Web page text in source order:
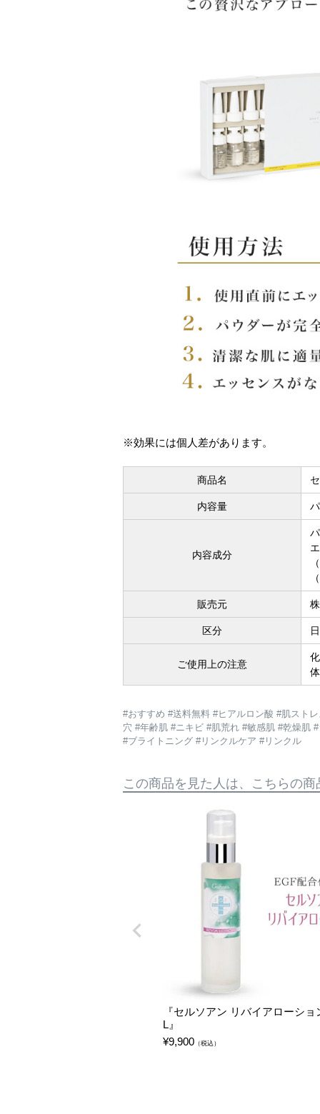
※効果には個人差があります。
商品名
内容量
内容成分
販売元
区分
ご使用上の注意
#おすすめ #送料無料 #ヒアルロン酸 #肌スト
穴 #年齢肌 #ニキビ #肌荒れ #敏感肌 #乾燥肌
#ブライトニング #リンクルケア #リンクル
この商品を見た人は、こちらの
『セルソアン リバイアローショ
L』
¥9,900 （税込）